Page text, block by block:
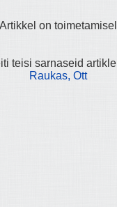
Artikkel on toimetamisel
teisi sarnaseid
Raukas, Ott